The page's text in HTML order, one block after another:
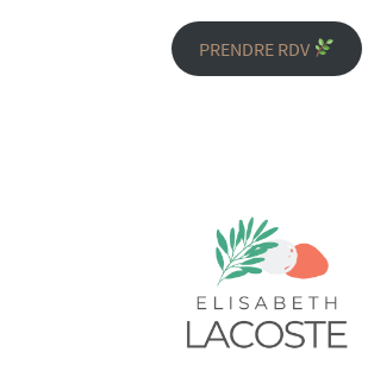
PRENDRE RDV